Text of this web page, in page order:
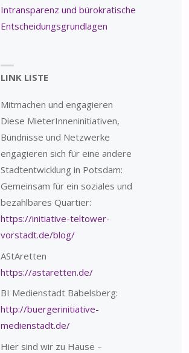
Intransparenz und bürokratische
Entscheidungsgrundlagen
LINK LISTE
Mitmachen und engagieren
Diese MieterInneninitiativen,
Bündnisse und Netzwerke
engagieren sich für eine andere
Stadtentwicklung in Potsdam:
Gemeinsam für ein soziales und
bezahlbares Quartier:
https://initiative-teltower-
vorstadt.de/blog/
AStAretten
https://astaretten.de/
BI Medienstadt Babelsberg:
http://buergerinitiative-
medienstadt.de/
Hier sind wir zu Hause –